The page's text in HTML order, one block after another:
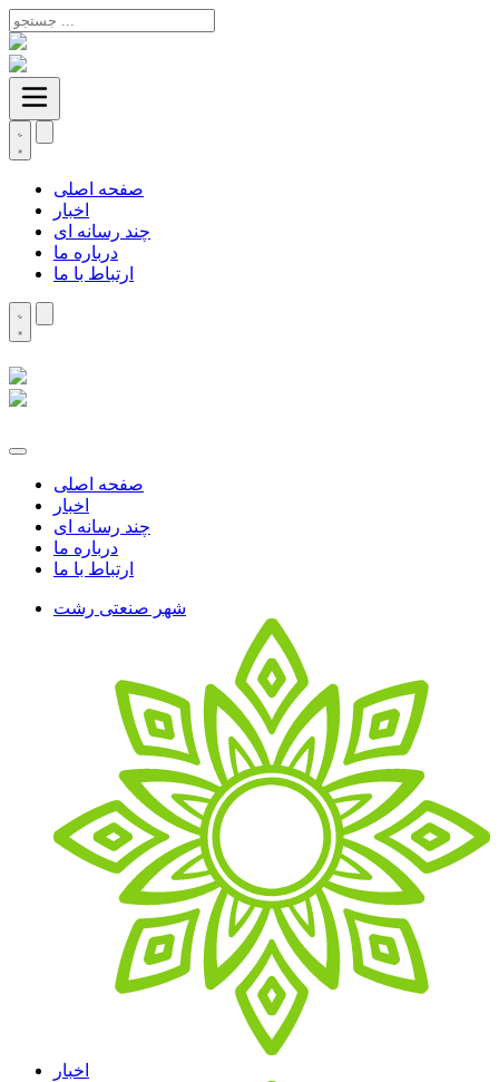
صفحه اصلی
اخبار
چند رسانه ای
درباره ما
ارتباط با ما
صفحه اصلی
اخبار
چند رسانه ای
درباره ما
ارتباط با ما
شهر صنعتی رشت
اخبار